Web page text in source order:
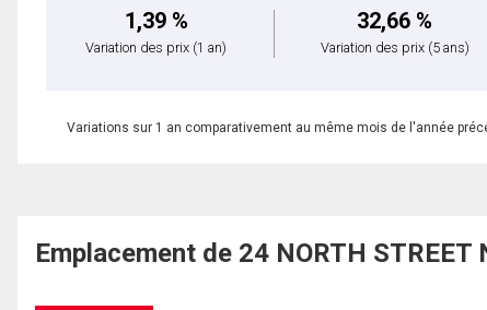
1,39 %
Variation des prix (1 an)
32,66 %
Variation des prix (5 ans)
Variations sur 1 an comparativement au même mois de l'année
Emplacement de 24 NORTH